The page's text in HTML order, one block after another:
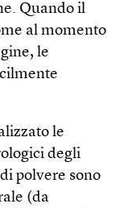
Quando il
al momento
le
le
degli
polvere sono
(da